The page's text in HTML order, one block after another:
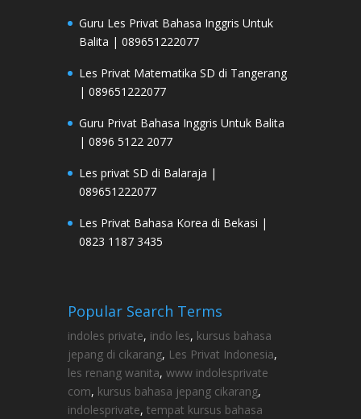
Guru Les Privat Bahasa Inggris Untuk
Balita | 089651222077
Les Privat Matematika SD di Tangerang
| 089651222077
Guru Privat Bahasa Inggris Untuk Balita
| 0896 5122 2077
Les privat SD di Balaraja |
089651222077
Les Privat Bahasa Korea di Bekasi |
0823 1187 3435
Popular Search Terms
indoles private, indo les, kursus bahasa
jepang di cikarang, Les Privat Indonesia,
les renang wanita, www indolesprivate
com, kursus bahasa jepang cikarang,
indolesprivate, tempat kursus bahasa